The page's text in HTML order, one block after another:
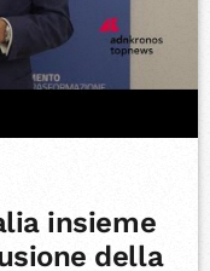
insieme
della